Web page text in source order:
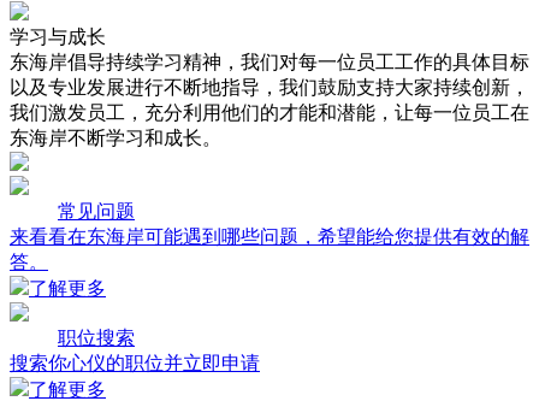
学习与成长
东海岸倡导持续学习精神，我们对每一位员工工作的具体目标
以及专业发展进行不断地指导，我们鼓励支持大家持续创新，
我们激发员工，充分利用他们的才能和潜能，让每一位员工在
东海岸不断学习和成长。
常见问题
来看看在东海岸可能遇到哪些问题，希望能给您提供有效的解
答。
了解更多
职位搜索
搜索你心仪的职位并立即申请
了解更多